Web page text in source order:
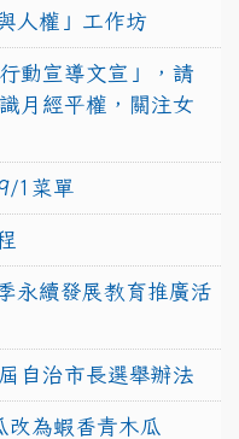
人權」工作坊
動宣導文宣」，請
月經平權，關注女
1菜單
永續發展教育推廣活
自治市長選舉辦法
為蝦香青木瓜